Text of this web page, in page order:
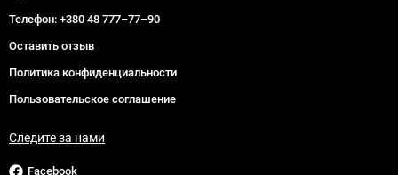
Телефон: +380 48 777–77–90
Оставить отзыв
Политика конфиденциальности
Пользовательское соглашение
Следите за нами
Facebook